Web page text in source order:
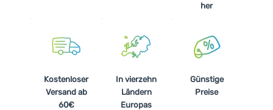
her
Kostenloser
Versand ab
60€
In vierzehn
Ländern
Europas
Günstige
Preise